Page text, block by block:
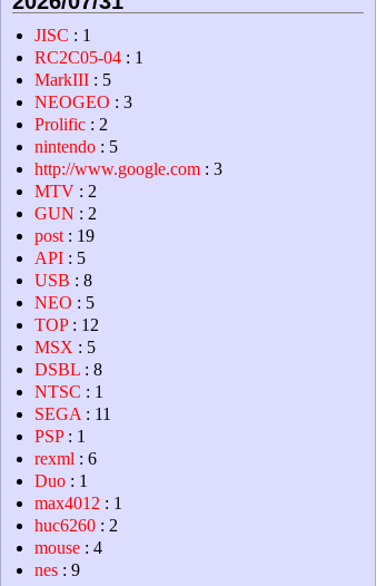
JISC : 1
RC2C05-04 : 1
MarkIII : 5
NEOGEO : 3
Prolific : 2
nintendo : 5
http://www.google.com : 3
MTV : 2
GUN : 2
post : 19
API : 5
USB : 8
NEO : 5
TOP: 12
MSX : 5
DSBL : 8
NTSC : 1
SEGA : 11
PSP: 1
rexml : 6
Duo : 1
max4012 : 1
huc6260 : 2
mouse : 4
nes : 9